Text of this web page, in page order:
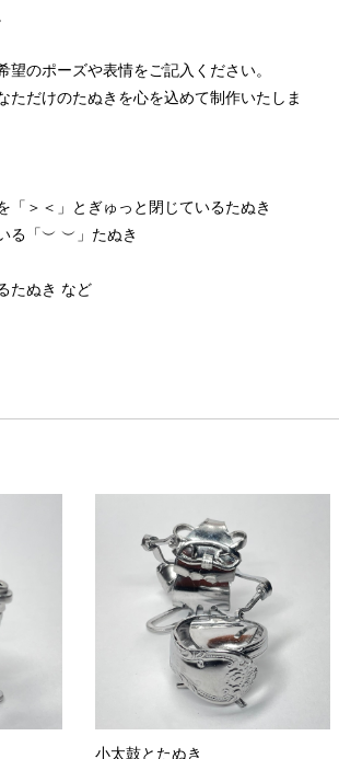
望のポーズや表情をご記入ください。
ただけのたぬきを心を込めて制作いたしま
「＞＜」とぎゅっと閉じているたぬき
る「︶ ︶」たぬき
たぬき など
小太鼓とたぬき